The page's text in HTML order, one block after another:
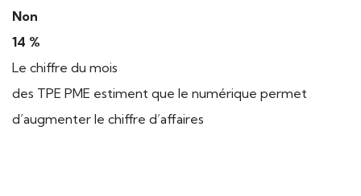
Non
14 %
Le chiffre du mois
des TPE PME estiment que le numérique permet
d’augmenter le chiffre d’affaires